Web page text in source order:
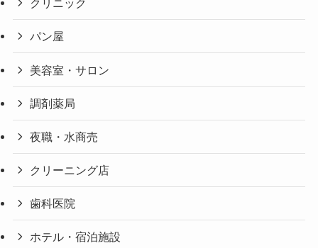
クリニック
パン屋
美容室・サロン
調剤薬局
夜職・水商売
クリーニング店
歯科医院
ホテル・宿泊施設